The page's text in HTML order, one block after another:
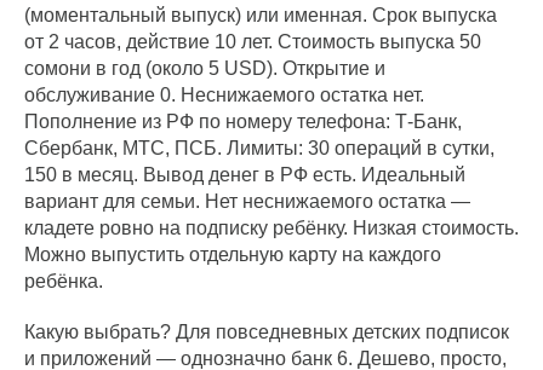
(моментальный выпуск) или именная. Срок выпуска
от 2 часов, действие 10 лет. Стоимость выпуска 50
сомони в год (около 5 USD). Открытие и
обслуживание 0. Неснижаемого остатка нет.
Пополнение из РФ по номеру телефона: Т-Банк,
Сбербанк, МТС, ПСБ. Лимиты: 30 операций в сутки,
150 в месяц. Вывод денег в РФ есть. Идеальный
вариант для семьи. Нет неснижаемого остатка —
кладете ровно на подписку ребёнку. Низкая стоимость.
Можно выпустить отдельную карту на каждого
ребёнка.
Какую выбрать? Для повседневных детских подписок
и приложений — однозначно банк 6. Дешево, просто,